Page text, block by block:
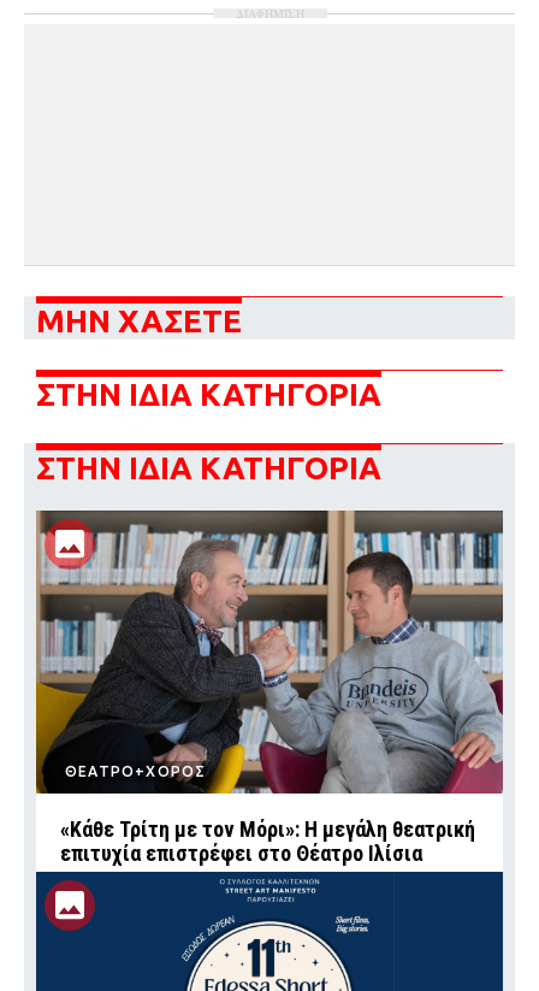
ΔΙΑΦΗΜΙΣΗ
ΜΗΝ ΧΑΣΕΤΕ
ΣΤΗΝ ΙΔΙΑ ΚΑΤΗΓΟΡΙΑ
ΣΤΗΝ ΙΔΙΑ ΚΑΤΗΓΟΡΙΑ
ΘΕΑΤΡΟ+ΧΟΡΟΣ
«Κάθε Τρίτη με τον Μόρι»: Η μεγάλη θεατρική
επιτυχία επιστρέφει στο Θέατρο Ιλίσια